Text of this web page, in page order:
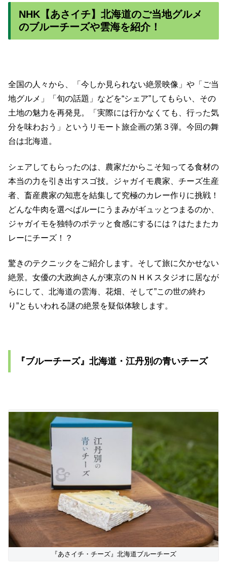
NHK【あさイチ】北海道のご当地グルメ
のブルーチーズや雲海を紹介！
全国の人々から、「今しか見られない絶景映像」や「ご当
地グルメ」「旬の話題」などを“シェア”してもらい、その
土地の魅力を再発見。「実際には行かなくても、行った気
分を味わおう」というリモート旅企画の第３弾。今回の舞
台は北海道。
シェアしてもらったのは、農家だからこそ知ってる食材の
本当の力を引き出すスゴ技。ジャガイモ農家、チーズ生産
者、畜産農家の知恵を結集して究極のカレー作りに挑戦！
どんな牛肉を選べばルーにうまみがギュッとつまるのか、
ジャガイモを独特のポテッと食感にするには？はたまたカ
レーにチーズ！？
驚きのテクニックをご紹介します。そして旅に欠かせない
絶景。女優の大政絢さんが東京のＮＨＫスタジオに居なが
らにして、北海道の雲海、花畑、そして”この世の終わ
り”ともいわれる謎の絶景を疑似体験します。
『ブルーチーズ』北海道・江丹別の青いチーズ
『あさイチ・チーズ』北海道ブルーチーズ